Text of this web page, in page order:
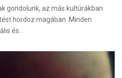
gondolunk, az más kultúrákban
hordoz magában. Minden
és…